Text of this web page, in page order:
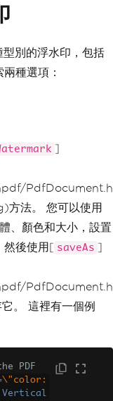
別的浮水印，包括
種選項：
]
PdfDocument.h
法。 您可以使用
、顏色和大小，設置
然後使用[ saveAs ]
PdfDocument.h
。 這裡有一個例
PDF
Vertical